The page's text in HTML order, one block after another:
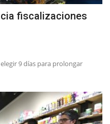
fiscalizaciones
9 días para prolongar